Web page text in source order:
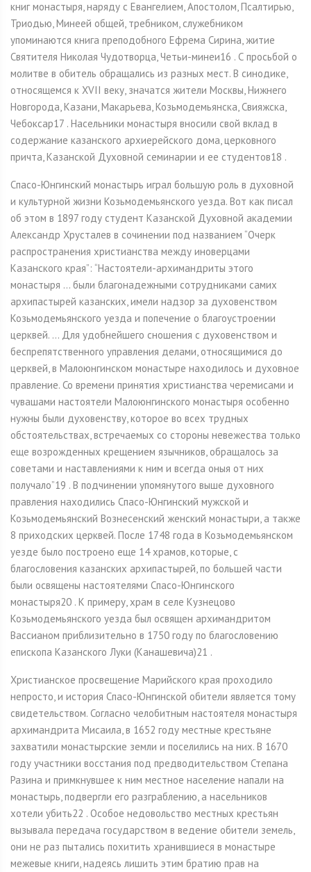
книг монастыря, наряду с Евангелием, Апостолом, Псалтирью,
Триодью, Минеей общей, требником, служебником
упоминаются книга преподобного Ефрема Сирина, житие
Святителя Николая Чудотворца, Четьи-минеи16 . С просьбой о
молитве в обитель обращались из разных мест. В синодике,
относящемся к XVII веку, значатся жители Москвы, Нижнего
Новгорода, Казани, Макарьева, Козьмодемьянска, Свияжска,
Чебоксар17 . Насельники монастыря вносили свой вклад в
содержание казанского архиерейского дома, церковного
причта, Казанской Духовной семинарии и ее студентов18 .
Спасо-Юнгинский монастырь играл большую роль в духовной
и культурной жизни Козьмодемьянского уезда. Вот как писал
об этом в 1897 году студент Казанской Духовной академии
Александр Хрусталев в сочинении под названием “Очерк
распространения христианства между иноверцами
Казанского края”: “Настоятели-архимандриты этого
монастыря ... были благонадежными сотрудниками самих
архипастырей казанских, имели надзор за духовенством
Козьмодемьянского уезда и попечение о благоустроении
церквей. ... Для удобнейшего сношения с духовенством и
беспрепятственного управления делами, относящимися до
церквей, в Малоюнгинском монастыре находилось и духовное
правление. Со времени принятия христианства черемисами и
чувашами настоятели Малоюнгинского монастыря особенно
нужны были духовенству, которое во всех трудных
обстоятельствах, встречаемых со стороны невежества только
еще возрожденных крещением язычников, обращалось за
советами и наставлениями к ним и всегда оныя от них
получало”19 . В подчинении упомянутого выше духовного
правления находились Спасо-Юнгинский мужской и
Козьмодемьянский Вознесенский женский монастыри, а также
8 приходских церквей. После 1748 года в Козьмодемьянском
уезде было построено еще 14 храмов, которые, с
благословения казанских архипастырей, по большей части
были освящены настоятелями Спасо-Юнгинского
монастыря20 . К примеру, храм в селе Кузнецово
Козьмодемьянского уезда был освящен архимандритом
Вассианом приблизительно в 1750 году по благословению
епископа Казанского Луки (Канашевича)21 .
Христианское просвещение Марийского края проходило
непросто, и история Спасо-Юнгинской обители является тому
свидетельством. Согласно челобитным настоятеля монастыря
архимандрита Мисаила, в 1652 году местные крестьяне
захватили монастырские земли и поселились на них. В 1670
году участники восстания под предводительством Степана
Разина и примкнувшее к ним местное население напали на
монастырь, подвергли его разграблению, а насельников
хотели убить22 . Особое недовольство местных крестьян
вызывала передача государством в ведение обители земель,
они не раз пытались похитить хранившиеся в монастыре
межевые книги, надеясь лишить этим братию прав на